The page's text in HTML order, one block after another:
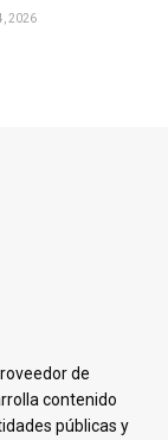
2026
de
contenido
públicas y